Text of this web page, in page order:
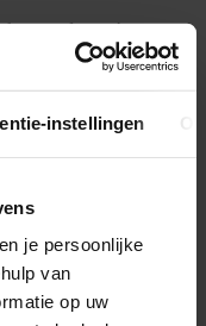
instellingen
je persoonlijke
van
op uw
van de BN’er.
belde Bart.